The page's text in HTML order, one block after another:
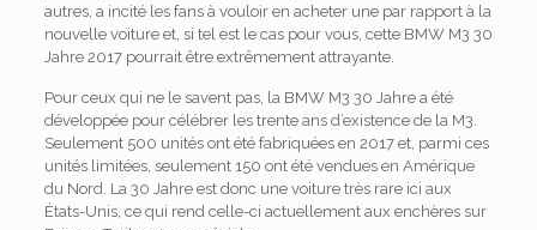
autres, a incité les fans à vouloir en acheter une par rapport à la
nouvelle voiture et, si tel est le cas pour vous, cette BMW M3 30
Jahre 2017 pourrait être extrêmement attrayante.
Pour ceux qui ne le savent pas, la BMW M3 30 Jahre a été
développée pour célébrer les trente ans d’existence de la M3.
Seulement 500 unités ont été fabriquées en 2017 et, parmi ces
unités limitées, seulement 150 ont été vendues en Amérique
du Nord. La 30 Jahre est donc une voiture très rare ici aux
États-Unis, ce qui rend celle-ci actuellement aux enchères sur